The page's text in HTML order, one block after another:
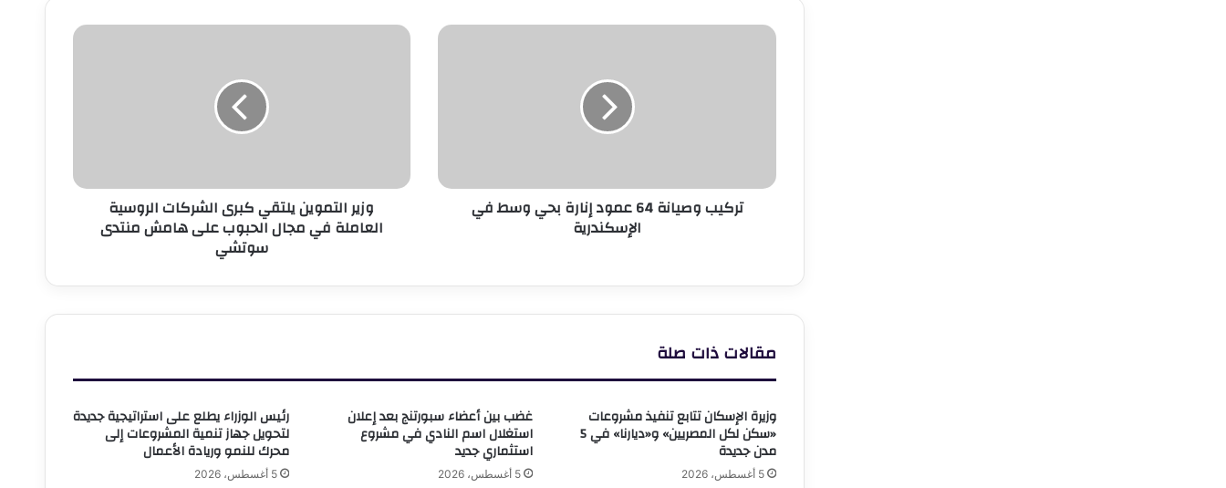
تركيب
الإسكندرية
تركيب وصيانة 64 عمود إنارة بحي وسط في
الإسكندرية
وزير
مجال
وزير التموين يلتقي كبرى الشركات الروسية
العاملة في مجال الحبوب على هامش منتدى
سوتشي
مقالات ذات صلة
وزيرة الإسكان تتابع تنفيذ مشروعات
«سكن لكل المصريين» و«ديارنا» في 5
مدن جديدة
5 أغسطس، 2026
غضب بين أعضاء سبورتنج بعد إعلان
استغلال اسم النادي في مشروع
استثماري جديد
5 أغسطس، 2026
رئيس الوزراء يطلع على استراتيجية جديدة
لتحويل جهاز تنمية المشروعات إلى
محرك للنمو وريادة الأعمال
5 أغسطس، 2026